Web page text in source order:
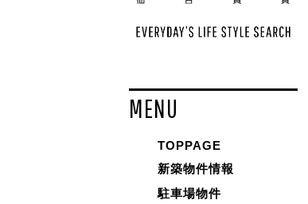
MENU
TOPPAGE
新築物件情報
駐車場物件